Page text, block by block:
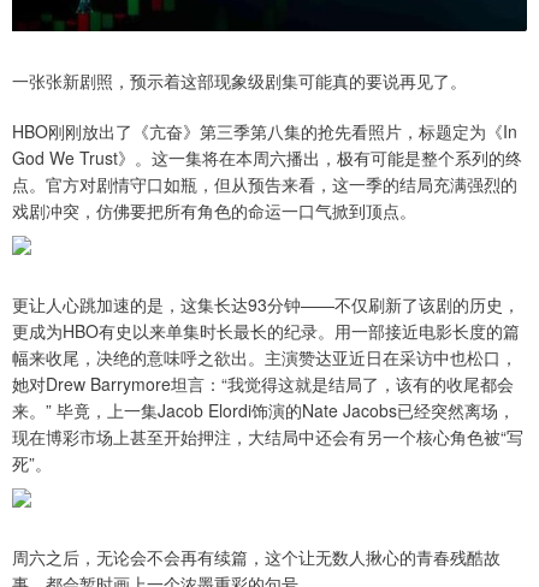
一张张新剧照，预示着这部现象级剧集可能真的要说再见了。
HBO刚刚放出了《亢奋》第三季第八集的抢先看照片，标题定为《In
God We Trust》。这一集将在本周六播出，极有可能是整个系列的终
点。官方对剧情守口如瓶，但从预告来看，这一季的结局充满强烈的
戏剧冲突，仿佛要把所有角色的命运一口气掀到顶点。
更让人心跳加速的是，这集长达93分钟——不仅刷新了该剧的历史，
更成为HBO有史以来单集时长最长的纪录。用一部接近电影长度的篇
幅来收尾，决绝的意味呼之欲出。主演赞达亚近日在采访中也松口，
她对Drew Barrymore坦言：“我觉得这就是结局了，该有的收尾都会
来。” 毕竟，上一集Jacob Elordi饰演的Nate Jacobs已经突然离场，
现在博彩市场上甚至开始押注，大结局中还会有另一个核心角色被“写
死”。
周六之后，无论会不会再有续篇，这个让无数人揪心的青春残酷故